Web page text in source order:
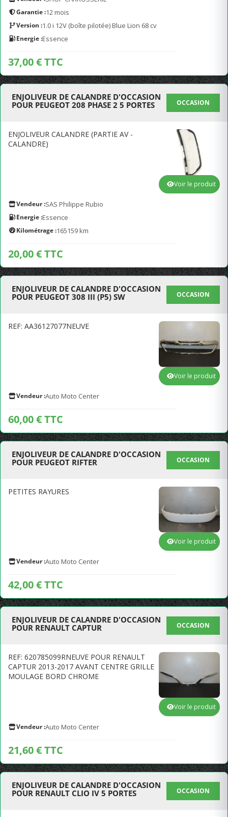
Garantie :12 mois
Version :1.0 i 12V (boîte pilotée) Blue Lion 68 cv
Energie :Essence
37,00 € TTC
ENJOLIVEUR DE CALANDRE D'OCCASION
POUR PEUGEOT 208 PHASE 2 5 PORTES
OCCASION
ENJOLIVEUR CALANDRE (PARTIE AV -
CALANDRE)
Vendeur :SAS Philippe Rubio
Energie :Essence
Kilométrage :165159 km
20,00 € TTC
Voir le produit
ENJOLIVEUR DE CALANDRE D'OCCASION
POUR PEUGEOT 308 III (P5) SW
OCCASION
REF: AA36127077NEUVE
Vendeur :Auto Moto Center
60,00 € TTC
Voir le produit
ENJOLIVEUR DE CALANDRE D'OCCASION
POUR PEUGEOT RIFTER
OCCASION
PETITES RAYURES
Vendeur :Auto Moto Center
42,00 € TTC
Voir le produit
ENJOLIVEUR DE CALANDRE D'OCCASION
POUR RENAULT CAPTUR
OCCASION
REF: 620785099RNEUVE POUR RENAULT
CAPTUR 2013-2017 AVANT CENTRE GRILLE
MOULAGE BORD CHROME
Vendeur :Auto Moto Center
21,60 € TTC
Voir le produit
ENJOLIVEUR DE CALANDRE D'OCCASION
POUR RENAULT CLIO IV 5 PORTES
OCCASION